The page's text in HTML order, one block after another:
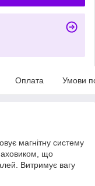
Оплата Умови
магнітну систему
що
Витримує вагу